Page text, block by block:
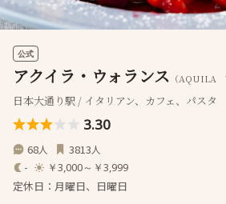
公式
アクイラ・ウォランス （AQUILA
日本大通り駅 / イタリアン、カフェ、パスタ
3.30
68人 3813人
- ￥3,000～￥3,999
定休日：月曜日、日曜日